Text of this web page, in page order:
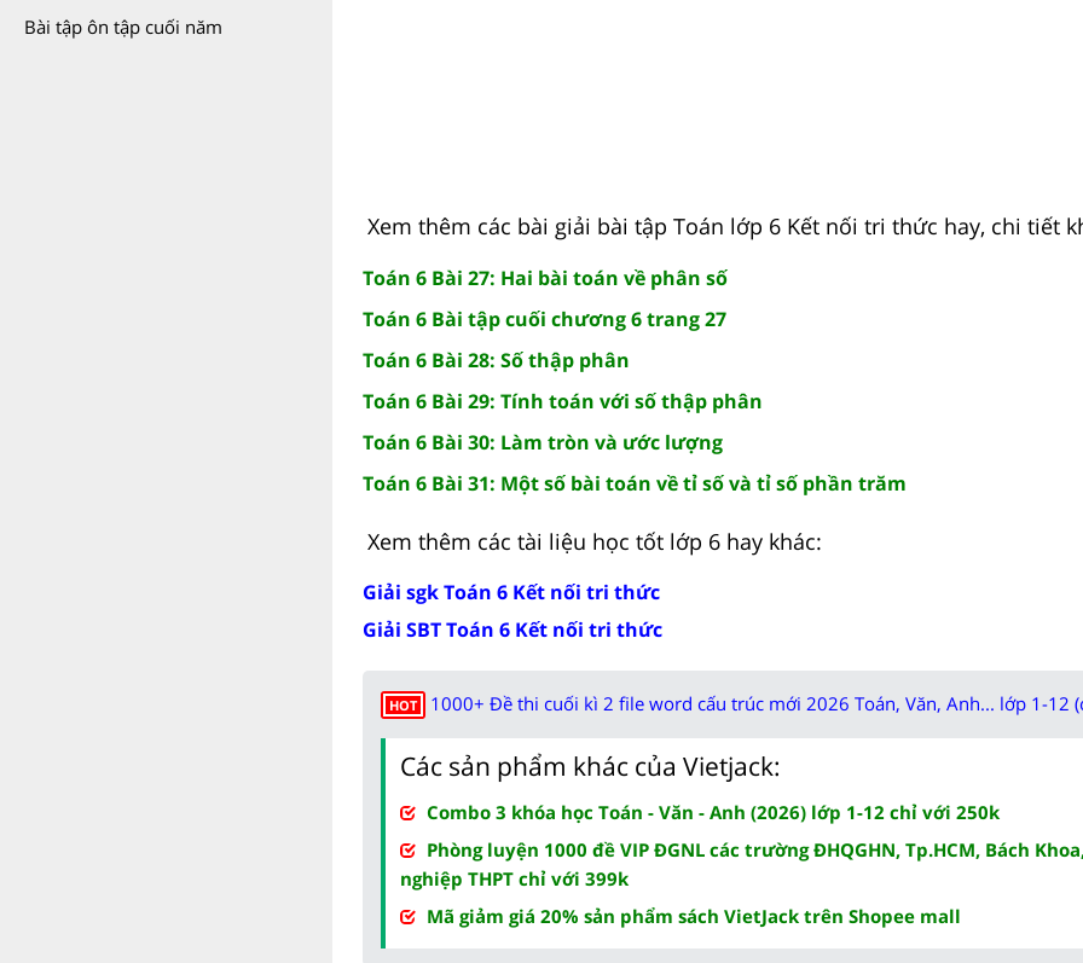
Bài tập ôn tập cuối năm
Xem thêm các bài giải bài tập Toán lớp 6 Kết nối tri thức hay, chi tiết
Toán 6 Bài 27: Hai bài toán về phân số
Toán 6 Bài tập cuối chương 6 trang 27
Toán 6 Bài 28: Số thập phân
Toán 6 Bài 29: Tính toán với số thập phân
Toán 6 Bài 30: Làm tròn và ước lượng
Toán 6 Bài 31: Một số bài toán về tỉ số và tỉ số phần trăm
Xem thêm các tài liệu học tốt lớp 6 hay khác:
Giải sgk Toán 6 Kết nối tri thức
Giải SBT Toán 6 Kết nối tri thức
HOT 1000+ Đề thi cuối kì 2 file word cấu trúc mới 2026 Toán, Văn, Anh... lớp 1-12
Các sản phẩm khác của Vietjack:
Combo 3 khóa học Toán - Văn - Anh (2026) lớp 1-12 chỉ với 250k
Phòng luyện 1000 đề VIP ĐGNL các trường ĐHQGHN, Tp.HCM, Bách
nghiệp THPT chỉ với 399k
Mã giảm giá 20% sản phẩm sách VietJack trên Shopee mall